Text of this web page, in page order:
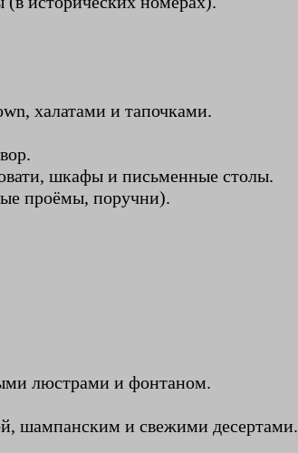
халатами и тапочками.
шкафы и письменные столы.
проёмы, поручни).
люстрами и фонтаном.
шампанским и свежими десертами.